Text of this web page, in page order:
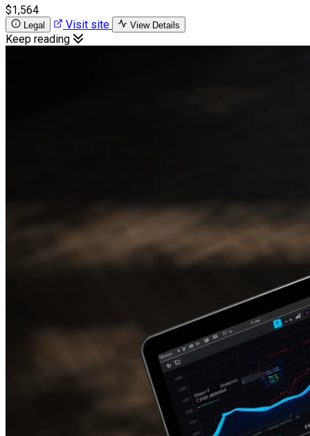
$1,564
Legal Visit site View Details
Keep reading